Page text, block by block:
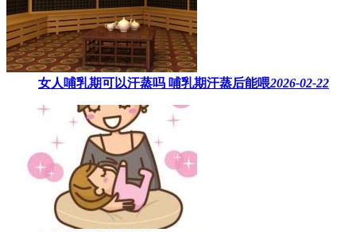
女人哺乳期可以汗蒸吗 ​哺乳期汗蒸后能喂2026-02-22